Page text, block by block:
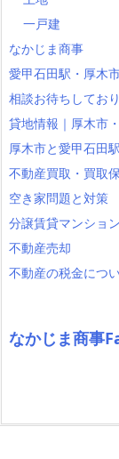
一戸建
なかじま商事
愛甲石田駅・厚木
相談お待ちしてお
貸地情報｜厚木市
厚木市と愛甲石田
不動産買取・買取
空き家問題と対策
分譲賃貸マンショ
不動産売却
不動産の税金につ
なかじま商事